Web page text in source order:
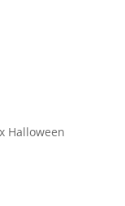
Halloween